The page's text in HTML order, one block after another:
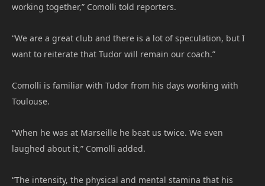
working together,” Comolli told reporters.
“We are a great club and there is a lot of speculation, but I
want to reiterate that Tudor will remain our coach.”
Comolli is familiar with Tudor from his days working with
Toulouse.
“When he was at Marseille he beat us twice. We even
laughed about it,” Comolli added.
“The intensity, the physical and mental stamina that his